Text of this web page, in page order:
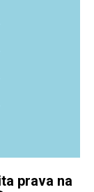
prava na